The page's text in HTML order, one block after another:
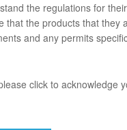
Autocraft, qui a
travail exceptionnel de
formule de sa couleur
GTO Judge
the regulations for
that the products that they
and any permits
click to acknowledge